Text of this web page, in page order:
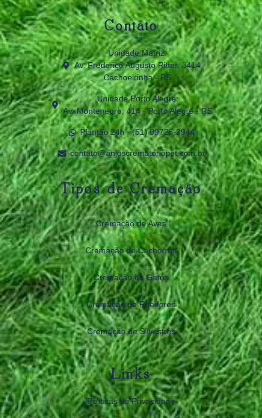
Contato
Unidade Matriz:
Av. Frederico Augusto Ritter, 3414
Cachoeirinha - RS
Unidade Porto Alegre:
Av. Montenegro, 414 - Porto Alegre - RS
Plantão 24h - (51) 99726‑2944
contato@anjoscrematoriopet.com.br
Tipos de Cremação
Cremação de Aves
Cremação de Cachorros
Cremação de Gatos
Cremação de Roedores
Cremação de Silvestres
Links
Politicas de Privacidade